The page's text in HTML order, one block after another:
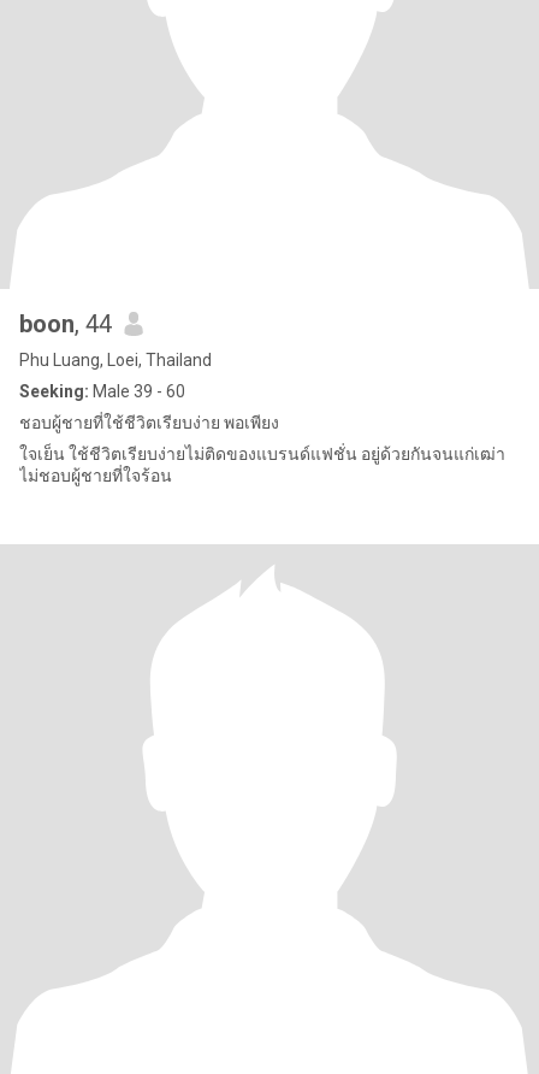
boon, 44
Phu Luang, Loei, Thailand
Seeking: Male 39 - 60
ชอบผู้ชายที่ใช้ชีวิตเรียบง่าย พอเพียง
ใจเย็น ใช้ชีวิตเรียบง่ายไม่ติดของแบรนด์แฟชั่น อยู่ด้วยกันจนแก่เฒ่า
ไม่ชอบผู้ชายที่ใจร้อน